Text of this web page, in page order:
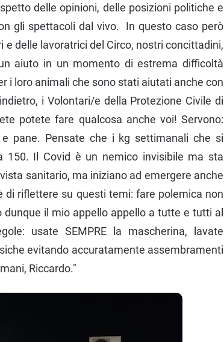
delle opinioni, delle posizioni politiche e
gli spettacoli dal vivo. In questo caso però
delle lavoratrici del Circo, nostri concittadini,
aiuto in un momento di estrema difficoltà
i loro animali che sono stati aiutati anche con
i Volontari/e della Protezione Civile di
potete fare qualcosa anche voi! Servono:
pane. Pensate che i kg settimanali che si
150. Il Covid è un nemico invisibile ma sta
sanitario, ma iniziano ad emergere anche
di riflettere su questi temi: fare polemica non
il mio appello appello a tutte e tutti al
usate SEMPRE la mascherina, lavate
evitando accuratamente assembramenti
Riccardo."